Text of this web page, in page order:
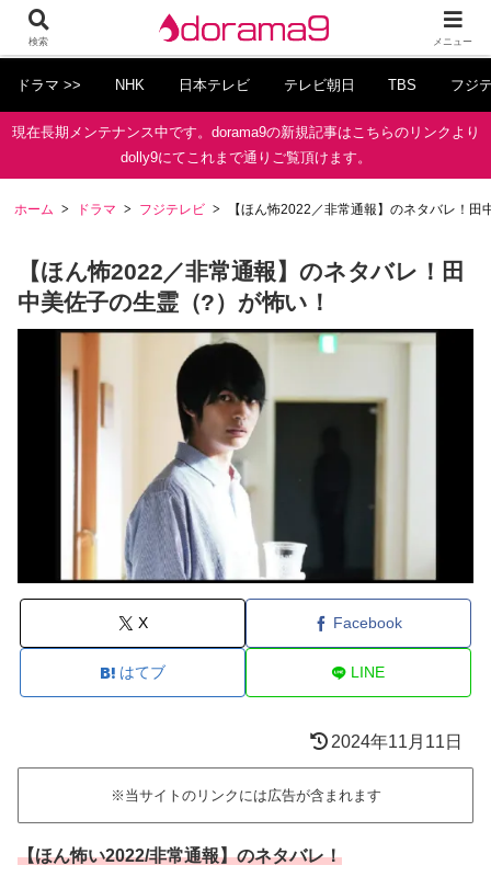
ドラマ >> NHK 日本テレビ テレビ朝日 TBS フジ
現在長期メンテナンス中です。dorama9の新規記事はこちらのリンクより
dolly9にてこれまで通りご覧頂けます。
ホーム ドラマ フジテレビ 【ほん怖2022／非常通報】のネタバレ！
【ほん怖2022／非常通報】のネタバレ！田
中美佐子の生霊（?）が怖い！
X Facebook
はてブ LINE
2024年11月11日
※当サイトのリンクには広告が含まれます
【ほん怖い2022/非常通報】のネタバレ！
検索 メニュー